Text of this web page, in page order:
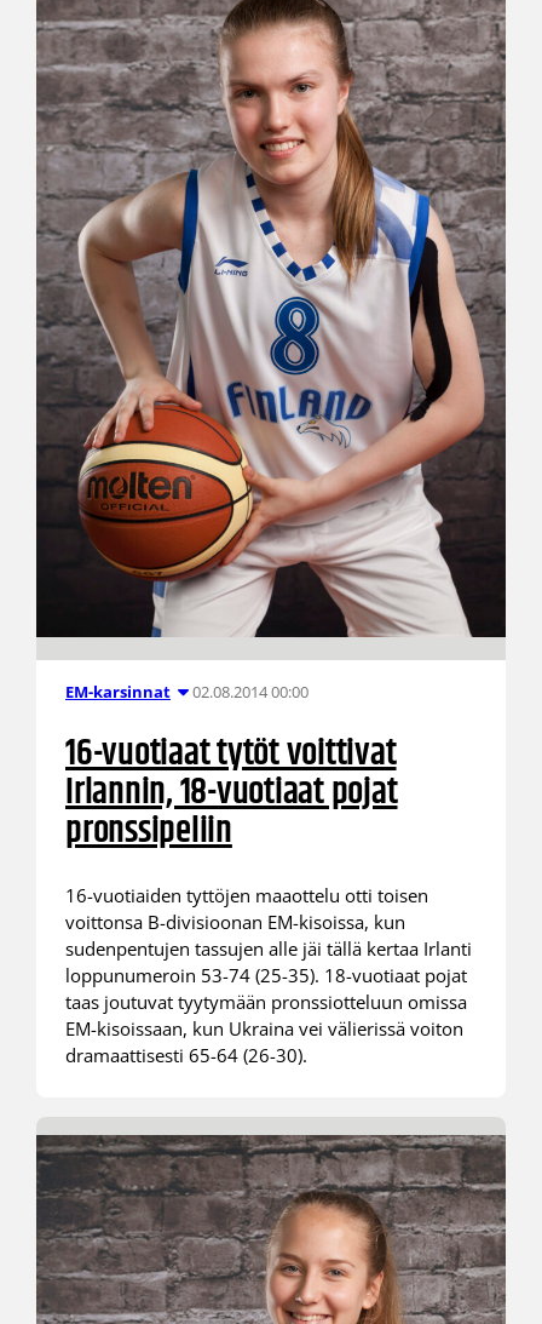
EM-karsinnat 02.08.2014 00:00
16-vuotiaat tytöt voittivat
Irlannin, 18-vuotiaat pojat
pronssipeliin
16-vuotiaiden tyttöjen maaottelu otti toisen
voittonsa B-divisioonan EM-kisoissa, kun
sudenpentujen tassujen alle jäi tällä kertaa Irlanti
loppunumeroin 53-74 (25-35). 18-vuotiaat pojat
taas joutuvat tyytymään pronssiotteluun omissa
EM-kisoissaan, kun Ukraina vei välierissä voiton
dramaattisesti 65-64 (26-30).